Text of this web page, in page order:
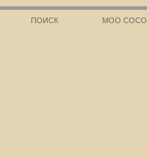
ПОИСК МОО СОСО